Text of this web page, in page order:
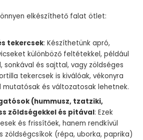
elkészíthető falat ötlet:
tekercsek: Készíthetünk apró,
különböző feltétekkel, például
sonkával és sajttal, vagy zöldséges
tekercsek is kiválóak, vékonyra
mutatósak és változatosak lehetnek.
(hummusz, tzatziki,
zöldségekkel és pitával: Ezek
és frissítőek, hanem rendkívül
zöldségcsíkok (répa, uborka, paprika)